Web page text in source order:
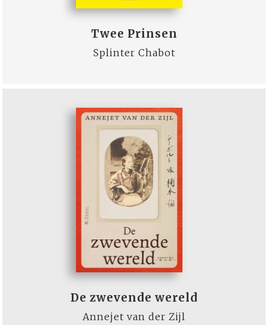
Twee Prinsen
Splinter Chabot
De zwevende wereld
Annejet van der Zijl